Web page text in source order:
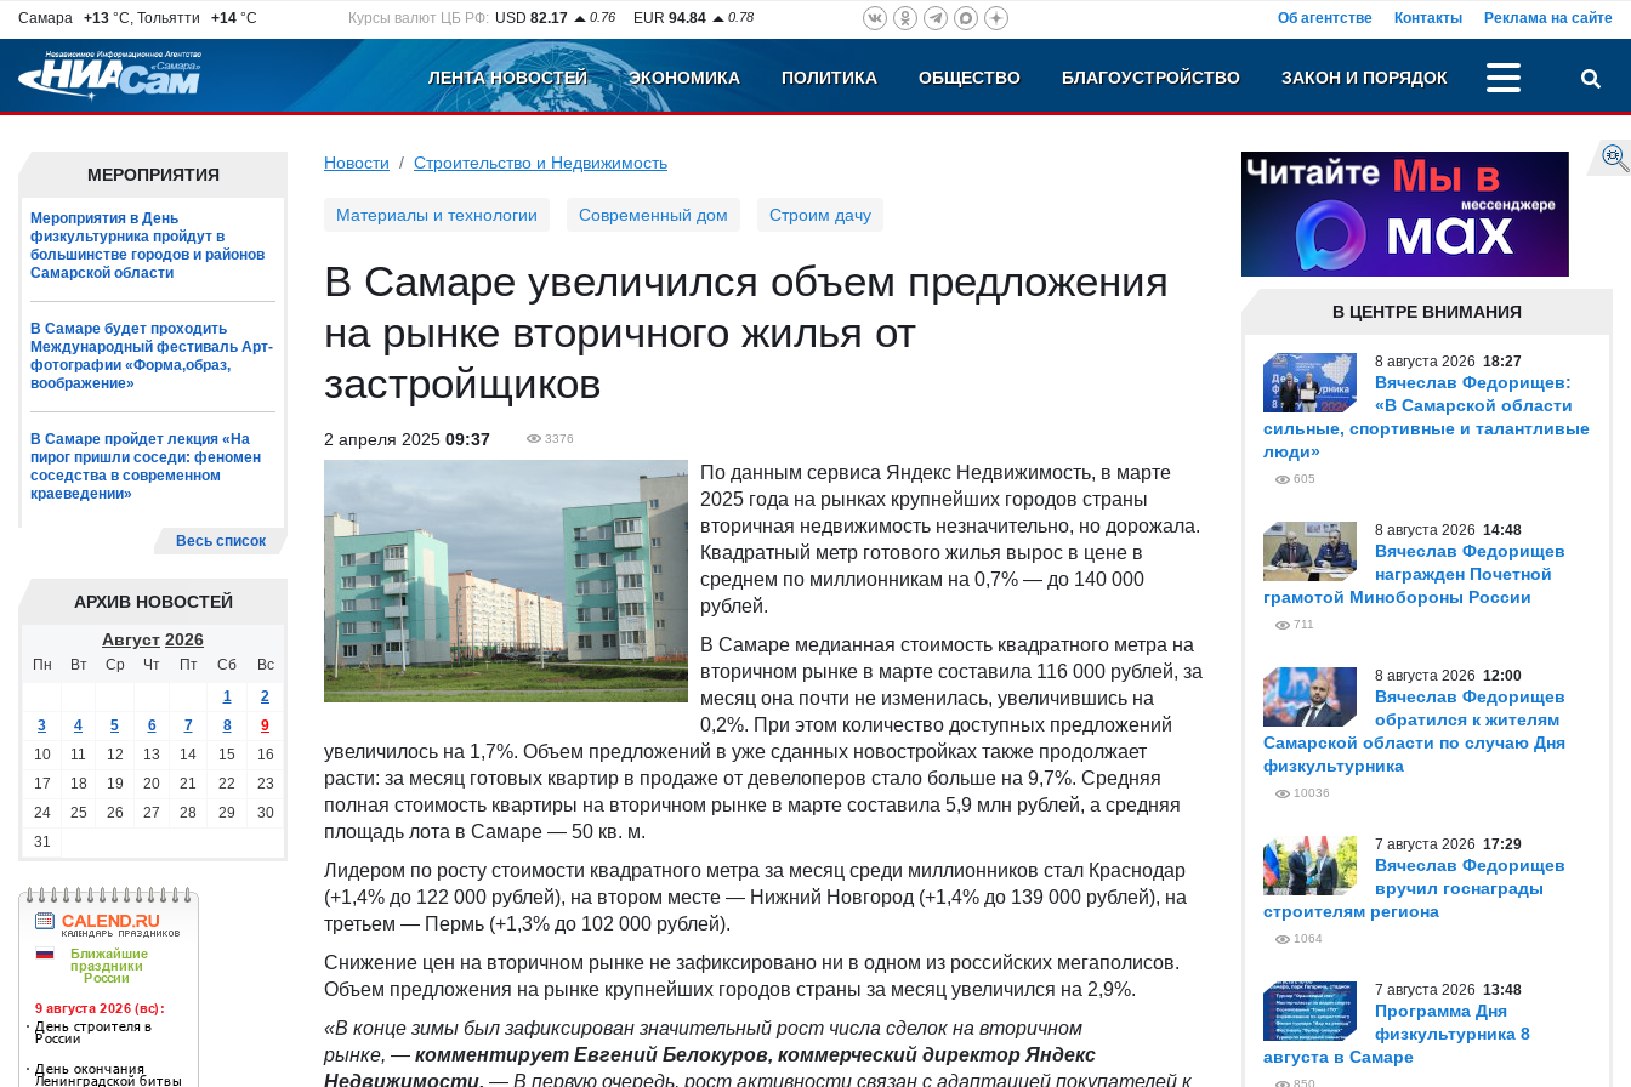
Самара +13 °C, Тольятти +14 °C Курсы валют ЦБ РФ: USD 82.17 0.76 EUR 94.84 0.78 Об агентстве Контакты Реклама на сайте
ЛЕНТА НОВОСТЕЙ ЭКОНОМИКА ПОЛИТИКА ОБЩЕСТВО БЛАГОУСТРОЙСТВО ЗАКОН И ПОРЯДОК
МЕРОПРИЯТИЯ
Мероприятия в День
физкультурника пройдут в
большинстве городов и районов
Самарской области
В Самаре будет проходить
Международный фестиваль Арт-
фотографии «Форма,образ,
воображение»
В Самаре пройдет лекция «На
пирог пришли соседи: феномен
соседства в современном
краеведении»
Весь список
АРХИВ НОВОСТЕЙ
Август 2026
Пн Вт Ср Чт Пт Сб
Вс
1
2
3
4 5 6 7 8
9
10
11 12 13 14 15
16
17
18 19 20 21 22
23
24
25 26 27 28 29
30
31
Новости Строительство и Недвижимость
Материалы и технологии Современный дом Строим дачу
В Самаре увеличился объем предложения
на рынке вторичного жилья от
застройщиков
2 апреля 2025 09:37 3376
По данным сервиса Яндекс Недвижимость, в марте
2025 года на рынках крупнейших городов страны
вторичная недвижимость незначительно, но дорожала.
Квадратный метр готового жилья вырос в цене в
среднем по миллионникам на 0,7% — до 140 000
рублей.
В Самаре медианная стоимость квадратного метра на
вторичном рынке в марте составила 116 000 рублей, за
месяц она почти не изменилась, увеличившись на
0,2%. При этом количество доступных предложений
увеличилось на 1,7%. Объем предложений в уже сданных новостройках также продолжает
расти: за месяц готовых квартир в продаже от девелоперов стало больше на 9,7%. Средняя
полная стоимость квартиры на вторичном рынке в марте составила 5,9 млн рублей, а средняя
площадь лота в Самаре — 50 кв. м.
Лидером по росту стоимости квадратного метра за месяц среди миллионников стал Краснодар
(+1,4% до 122 000 рублей), на втором месте — Нижний Новгород (+1,4% до 139 000 рублей), на
третьем — Пермь (+1,3% до 102 000 рублей).
Снижение цен на вторичном рынке не зафиксировано ни в одном из российских мегаполисов.
Объем предложения на рынке крупнейших городов страны за месяц увеличился на 2,9%.
«В конце зимы был зафиксирован значительный рост числа сделок на вторичном
рынке, — комментирует Евгений Белокуров, коммерческий директор Яндекс
Недвижимости. — В первую очередь, рост активности связан с адаптацией покупателей к
В ЦЕНТРЕ ВНИМАНИЯ
8 августа 2026 18:27
Вячеслав Федорищев:
«В Самарской области
сильные, спортивные и талантливые
люди»
605
8 августа 2026 14:48
Вячеслав Федорищев
награжден Почетной
грамотой Минобороны России
711
8 августа 2026 12:00
Вячеслав Федорищев
обратился к жителям
Самарской области по случаю Дня
физкультурника
10036
7 августа 2026 17:29
Вячеслав Федорищев
вручил госнаграды
строителям региона
1064
7 августа 2026 13:48
Программа Дня
физкультурника 8
августа в Самаре
850